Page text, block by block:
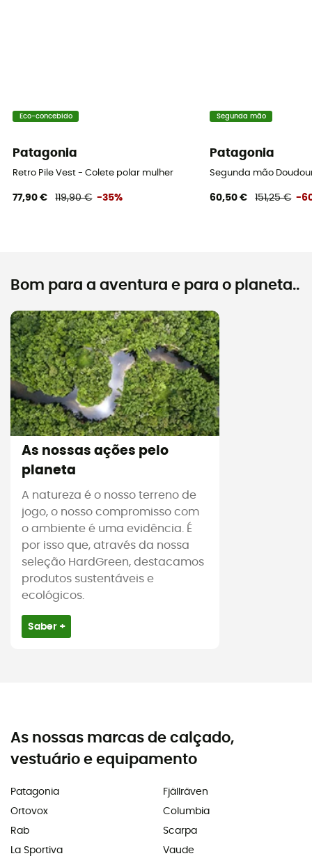
Eco-concebido
Patagonia
Retro Pile Vest - Colete polar mulher
77,90 € 119,90 € -35%
Segunda mão
Patagonia
Segunda mão
60,50 € 151,25 € -
Bom para a aventura e para o planeta..
As nossas ações pelo
planeta
A natureza é o nosso terreno de
jogo, o nosso compromisso com
o ambiente é uma evidência. É
por isso que, através da nossa
seleção HardGreen, destacamos
produtos sustentáveis e
ecológicos.
Saber +
As nossas marcas de calçado,
vestuário e equipamento
Patagonia
Ortovox
Rab
La Sportiva
Fjällräven
Columbia
Scarpa
Vaude